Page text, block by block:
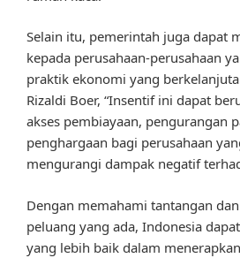
Selain itu, pemerintah juga dapat
kepada perusahaan-perusahaan
praktik ekonomi yang
Rizaldi Boer, “Insentif ini dapat
akses pembiayaan, pengurangan
penghargaan bagi perusahaan
mengurangi dampak negatif
Dengan memahami tantangan
peluang yang ada, Indonesia
yang lebih baik dalam